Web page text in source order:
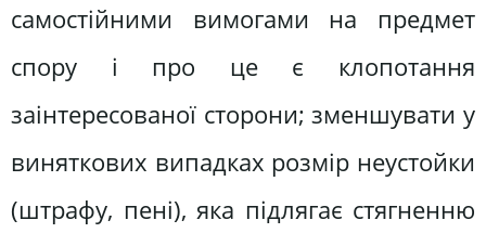
самостійними вимогами на предмет
спору і про це є клопотання
заінтересованої сторони; зменшувати у
виняткових випадках розмір неустойки
(штрафу, пені), яка підлягає стягненню